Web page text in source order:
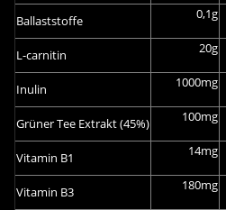
Ballaststoffe 0,1g
L-carnitin 20g
Inulin 1000mg
Grüner Tee Extrakt (45%) 100mg
Vitamin B1 14mg
Vitamin B3 180mg